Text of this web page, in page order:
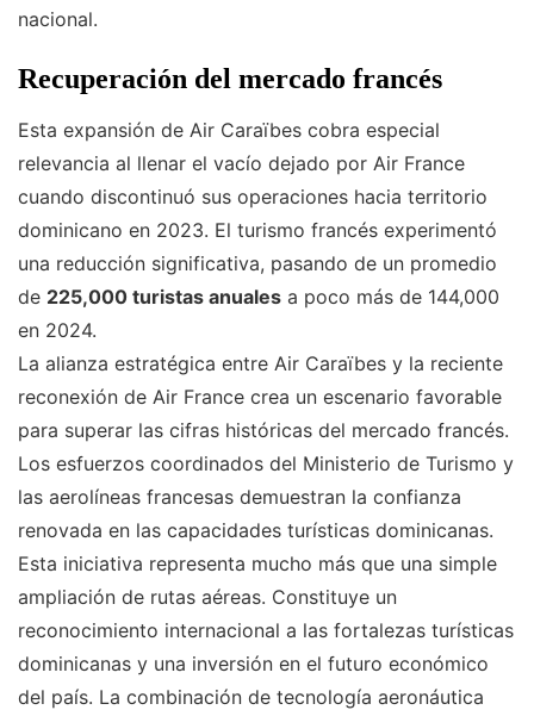
nacional.
Recuperación del mercado francés
Esta expansión de Air Caraïbes cobra especial
relevancia al llenar el vacío dejado por Air France
cuando discontinuó sus operaciones hacia territorio
dominicano en 2023. El turismo francés experimentó
una reducción significativa, pasando de un promedio
de 225,000 turistas anuales a poco más de 144,000
en 2024.
La alianza estratégica entre Air Caraïbes y la reciente
reconexión de Air France crea un escenario favorable
para superar las cifras históricas del mercado francés.
Los esfuerzos coordinados del Ministerio de Turismo y
las aerolíneas francesas demuestran la confianza
renovada en las capacidades turísticas dominicanas.
Esta iniciativa representa mucho más que una simple
ampliación de rutas aéreas. Constituye un
reconocimiento internacional a las fortalezas turísticas
dominicanas y una inversión en el futuro económico
del país. La combinación de tecnología aeronáutica